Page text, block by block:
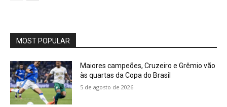
MOST POPULAR
Maiores campeões, Cruzeiro e Grêmio vão
às quartas da Copa do Brasil
5 de agosto de 2026